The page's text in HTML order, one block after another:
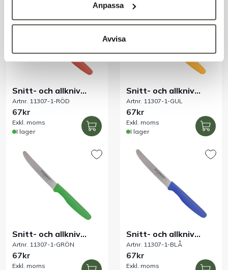
Anpassa
Avvisa
Snitt- och allkniv
vågtandad röd 110
mm
Artnr. 11307-1-RÖD
67kr
Exkl. moms
I lager
Snitt- och allkniv
vågtandad gul 110
mm
Artnr. 11307-1-GUL
67kr
Exkl. moms
I lager
Snitt- och allkniv
vågtandad grön 110
mm
Artnr. 11307-1-GRÖN
67kr
Exkl. moms
Snitt- och allkniv
vågtandad blå 110
mm
Artnr. 11307-1-BLÅ
67kr
Exkl. moms